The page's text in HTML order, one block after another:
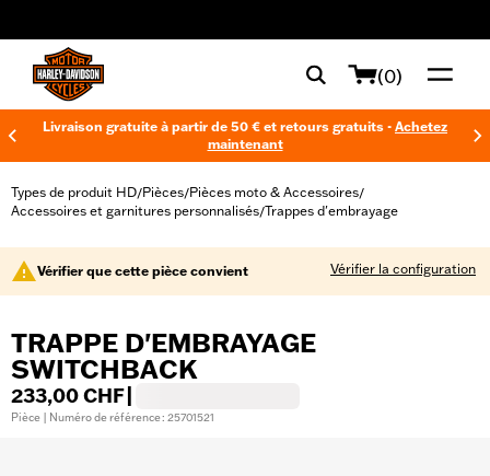
(0)
Livraison gratuite à partir de 50 € et retours gratuits - Achetez
maintenant
Types de produit HD/Pièces/Pièces moto & Accessoires/
Accessoires et garnitures personnalisés/Trappes d'embrayage
Vérifier que cette pièce convient Vérifier la configuration
TRAPPE D'EMBRAYAGE
SWITCHBACK
233,00 CHF
Pièce | Numéro de référence : 25701521